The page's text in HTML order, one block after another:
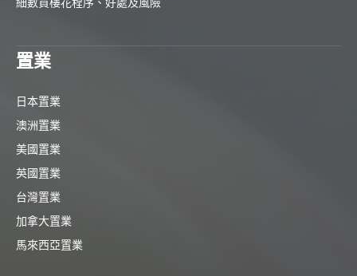
置業
日本置業
澳洲置業
美國置業
英國置業
台灣置業
加拿大置業
馬來西亞置業